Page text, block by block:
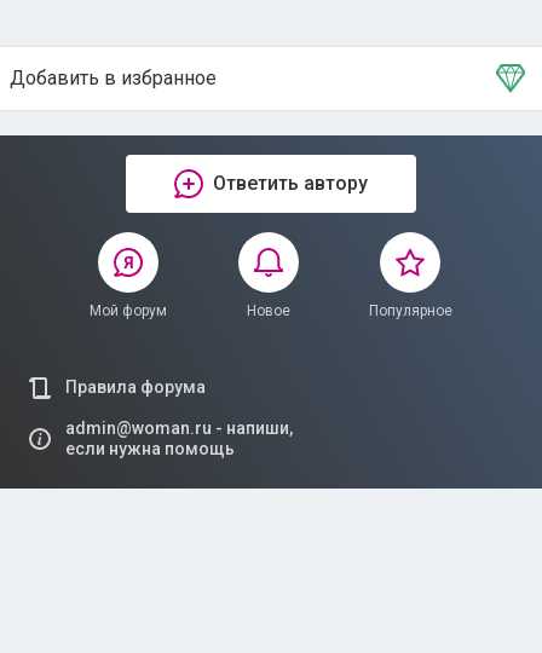
Добавить в избранное
Тема в избранном
Ответить автору
Мой форум Новое Популярное
Правила форума
admin@woman.ru - напиши,
если нужна помощь